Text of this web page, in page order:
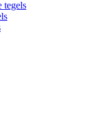
tegels